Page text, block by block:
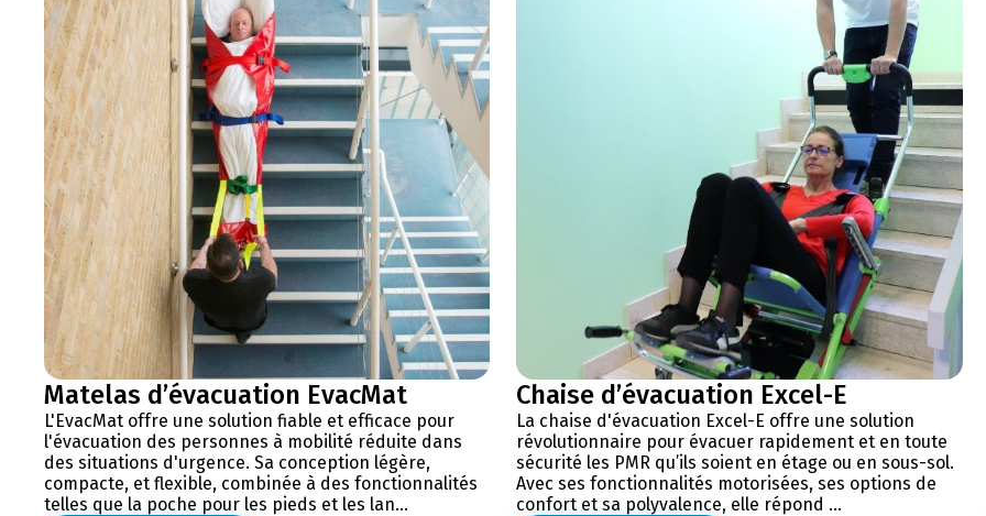
Matelas d’évacuation EvacMat
L'EvacMat offre une solution fiable et efficace pour
l'évacuation des personnes à mobilité réduite dans
des situations d'urgence. Sa conception légère,
compacte, et flexible, combinée à des fonctionnalités
telles que la poche pour les pieds et les lan...
Chaise d’évacuation Excel-E
La chaise d'évacuation Excel-E offre une solution
révolutionnaire pour évacuer rapidement et en toute
sécurité les PMR qu’ils soient en étage ou en sous-sol.
Avec ses fonctionnalités motorisées, ses options de
confort et sa polyvalence, elle répond ...